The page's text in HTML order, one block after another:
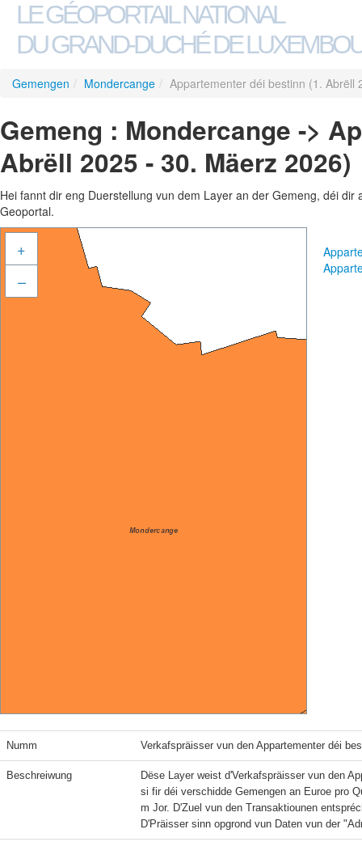
LE GÉOPORTAIL NATIONAL
DU GRAND-DUCHÉ DE
Gemengen / Mondercange / Appartementer déi bestinn (1. Abrëll
Gemeng : Mondercange ->
Abrëll 2025 - 30. Mäerz 2026)
Hei fannt dir eng Duerstellung vun dem Layer an der Gemeng, déi
Geoportal.
+
–
Numm Verkafspräisser vun den Appartementer déi
Beschreiwung
Dëse Layer weist d'Verkafspräisser vun den
si fir déi verschidde Gemengen an Euroe pro
m Jor. D'Zuel vun den Transaktiounen
D'Präisser sinn opgrond vun Daten vun der